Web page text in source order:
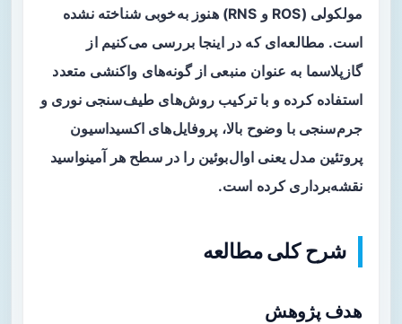
مولکولی (ROS و RNS) هنوز به‌خوبی شناخته نشده
است. مطالعه‌ای که در اینجا بررسی می‌کنیم از
گازپلاسما به عنوان منبعی از گونه‌های واکنشی متعدد
استفاده کرده و با ترکیب روش‌های طیف‌سنجی نوری و
جرم‌سنجی با وضوح بالا، پروفایل‌های اکسیداسیون
پروتئین مدل یعنی اوال‌بوئین را در سطح هر آمینواسید
نقشه‌برداری کرده است.
شرح کلی مطالعه
هدف پژوهش